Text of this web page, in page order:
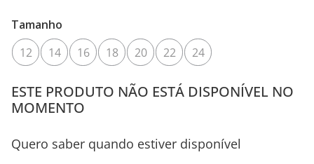
Tamanho
12
14 16 18 20 22 24
ESTE PRODUTO NÃO ESTÁ DISPONÍVEL NO
MOMENTO
Quero saber quando estiver disponível